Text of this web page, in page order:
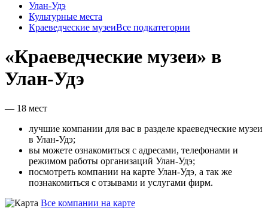
Улан‑Удэ
Культурные места
Краеведческие музеиВсе подкатегории
«Краеведческие музеи» в
Улан‑Удэ
— 18 мест
лучшие компании для вас в разделе краеведческие музеи
в Улан‑Удэ;
вы можете ознакомиться с адресами, телефонами и
режимом работы организаций Улан‑Удэ;
посмотреть компании на карте Улан‑Удэ, а так же
познакомиться с отзывами и услугами фирм.
Все компании на карте